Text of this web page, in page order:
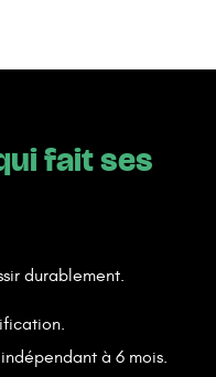
fait ses
durablement.
à 6 mois.